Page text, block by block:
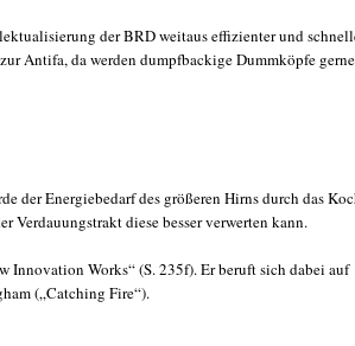
der BRD weitaus effizienter und
Antifa, da werden dumpfbackige Dummköpfe gerne
der Energiebedarf des größeren Hirns durch das
Verdauungstrakt diese besser verwerten kann.
Innovation Works“ (S. 235f). Er beruft sich dabei auf
(„Catching Fire“).